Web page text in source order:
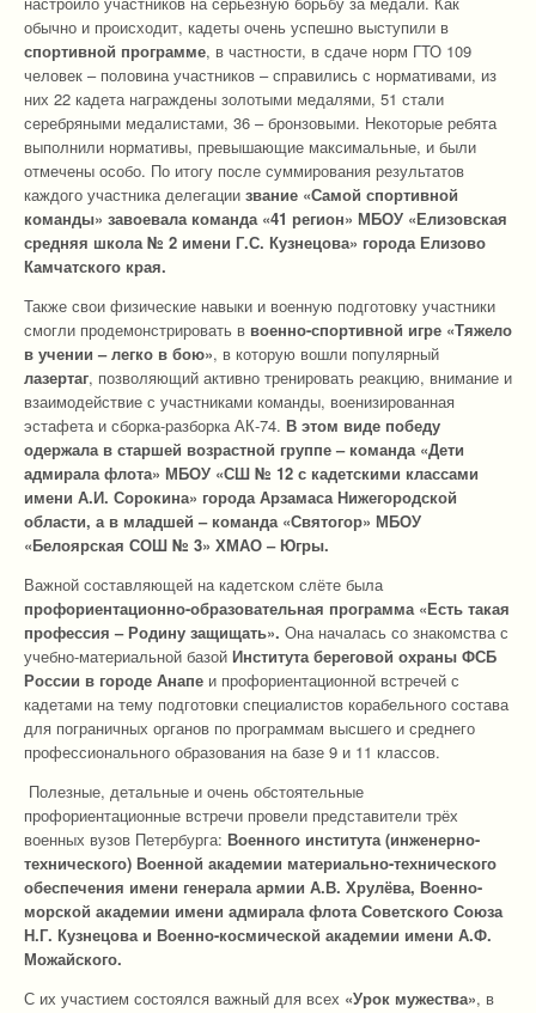
обычно и происходит, кадеты очень успешно выступили в
спортивной программе, в частности, в сдаче норм ГТО 109
человек – половина участников – справились с нормативами, из
них 22 кадета награждены золотыми медалями, 51 стали
серебряными медалистами, 36 – бронзовыми. Некоторые ребята
выполнили нормативы, превышающие максимальные, и были
отмечены особо. По итогу после суммирования результатов
каждого участника делегации звание «Самой спортивной
команды» завоевала команда «41 регион» МБОУ «Елизовская
средняя школа № 2 имени Г.С. Кузнецова» города Елизово
Камчатского края.
Также свои физические навыки и военную подготовку участники
смогли продемонстрировать в военно-спортивной игре «Тяжело
в учении – легко в бою», в которую вошли популярный
лазертаг, позволяющий активно тренировать реакцию, внимание и
взаимодействие с участниками команды, военизированная
эстафета и сборка-разборка АК-74. В этом виде победу
одержала в старшей возрастной группе – команда «Дети
адмирала флота» МБОУ «СШ № 12 с кадетскими классами
имени А.И. Сорокина» города Арзамаса Нижегородской
области, а в младшей – команда «Святогор» МБОУ
«Белоярская СОШ № 3» ХМАО – Югры.
Важной составляющей на кадетском слёте была
профориентационно-образовательная программа «Есть такая
профессия – Родину защищать». Она началась со знакомства с
учебно-материальной базой Института береговой охраны ФСБ
России в городе Анапе и профориентационной встречей с
кадетами на тему подготовки специалистов корабельного состава
для пограничных органов по программам высшего и среднего
профессионального образования на базе 9 и 11 классов.
Полезные, детальные и очень обстоятельные
профориентационные встречи провели представители трёх
военных вузов Петербурга: Военного института (инженерно-
технического) Военной академии материально-технического
обеспечения имени генерала армии А.В. Хрулёва, Военно-
морской академии имени адмирала флота Советского Союза
Н.Г. Кузнецова и Военно-космической академии имени А.Ф.
Можайского.
С их участием состоялся важный для всех «Урок мужества», в